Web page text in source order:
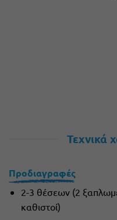
Τεχνικά
Προδιαγραφές
2-3 θέσεων (2
καθιστοί)